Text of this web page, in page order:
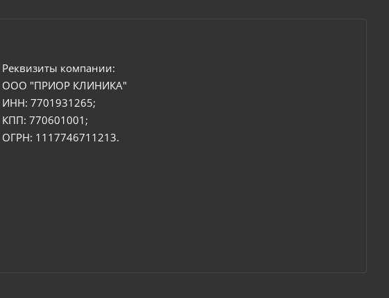
Реквизиты компании:
ООО "ПРИОР КЛИНИКА"
ИНН: 7701931265;
КПП: 770601001;
ОГРН: 1117746711213.